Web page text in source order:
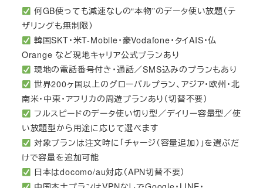
何GB使っても減速なしの“本物”のデータ使い放題（テ
ザリングも無制限）
韓国SKT・米T-Mobile・豪Vodafone・タイAIS・仏
Orange など現地キャリア公式プランあり
現地の電話番号付き・通話／SMS込みのプランもあり
世界200ヶ国以上のグローバルプラン、アジア・欧州・北
南米・中東・アフリカの周遊プランあり（切替不要）
フルスピードのデータ使い切り型／デイリー容量型／使
い放題型から用途に応じて選べます
対象プランは注文時に「チャージ（容量追加）」を選ぶだ
けで容量を追加可能
日本はdocomo/au対応（APN切替不要）